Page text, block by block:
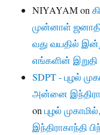
NIYAYAMon
முன்னாள்
வது வயதில்
எங்களின்
SDPT - புழல்
அன்னை
onபுழல்
இந்திராகாந்தி